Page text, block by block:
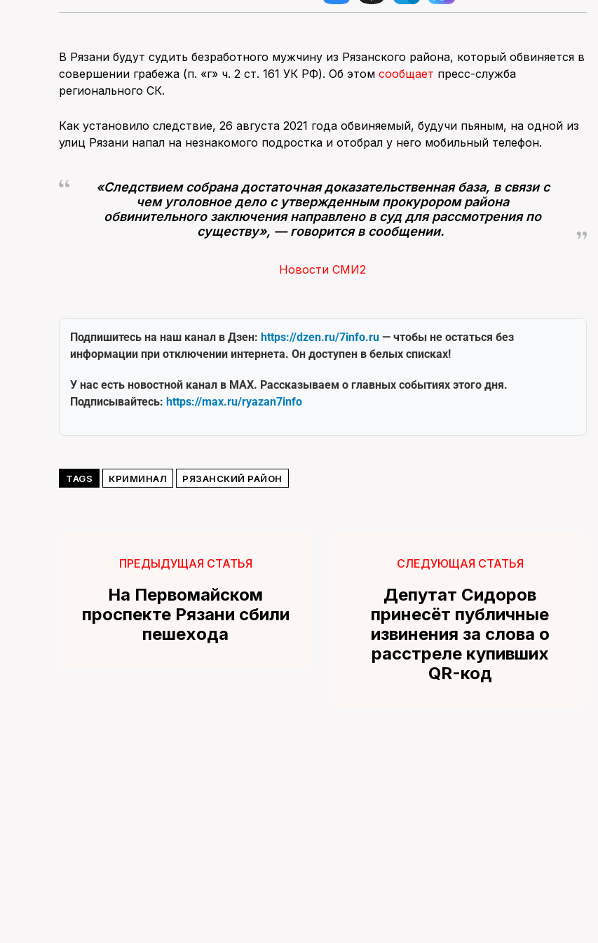
В Рязани будут судить безработного мужчину из Рязанского района, который обвиняется в
совершении грабежа (п. «г» ч. 2 ст. 161 УК РФ). Об этом сообщает пресс-служба
регионального СК.
Как установило следствие, 26 августа 2021 года обвиняемый, будучи пьяным, на одной из
улиц Рязани напал на незнакомого подростка и отобрал у него мобильный телефон.
«Следствием собрана достаточная доказательственная база, в связи с
чем уголовное дело с утвержденным прокурором района
обвинительного заключения направлено в суд для рассмотрения по
существу», — говорится в сообщении.
Новости СМИ2
Подпишитесь на наш канал в Дзен: https://dzen.ru/7info.ru — чтобы не остаться без
информации при отключении интернета. Он доступен в белых списках!
У нас есть новостной канал в MAX. Рассказываем о главных событиях этого дня.
Подписывайтесь: https://max.ru/ryazan7info
TAGS КРИМИНАЛ РЯЗАНСКИЙ РАЙОН
ПРЕДЫДУЩАЯ СТАТЬЯ
На Первомайском
проспекте Рязани сбили
пешехода
СЛЕДУЮЩАЯ СТАТЬЯ
Депутат Сидоров
принесёт публичные
извинения за слова о
расстреле купивших
QR-код